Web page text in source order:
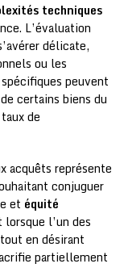
techniques
L’évaluation
délicate,
ou les
peuvent
certains biens du
de
acquêts représente
conjuguer
et équité
l’un des
en désirant
partiellement